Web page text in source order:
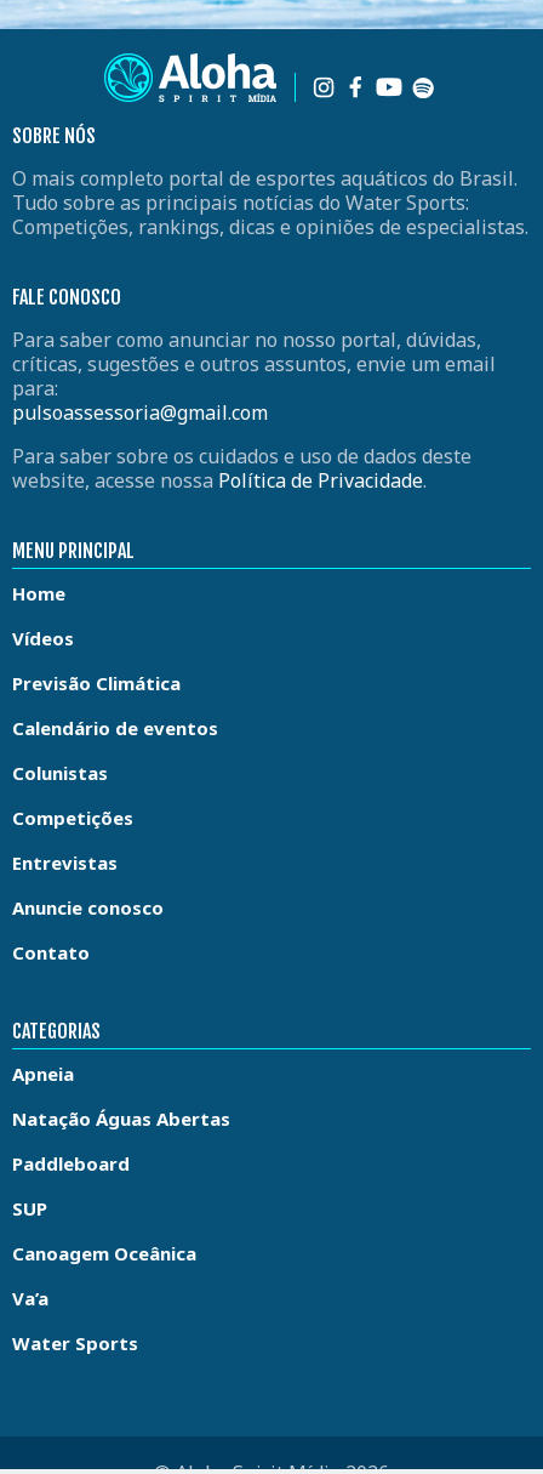
SOBRE NÓS
O mais completo portal de esportes aquáticos do Brasil.
Tudo sobre as principais notícias do Water Sports:
Competições, rankings, dicas e opiniões de especialistas.
FALE CONOSCO
Para saber como anunciar no nosso portal, dúvidas,
críticas, sugestões e outros assuntos, envie um email
para:
pulsoassessoria@gmail.com
Para saber sobre os cuidados e uso de dados deste
website, acesse nossa Política de Privacidade.
MENU PRINCIPAL
Home
Vídeos
Previsão Climática
Calendário de eventos
Colunistas
Competições
Entrevistas
Anuncie conosco
Contato
CATEGORIAS
Apneia
Natação Águas Abertas
Paddleboard
SUP
Canoagem Oceânica
Va’a
Water Sports